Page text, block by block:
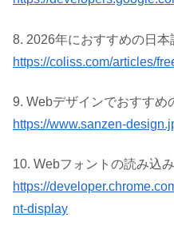
8. 2026年におすすめの日
https://coliss.com/articles/
9. Webデザインでおすすめ
https://www.sanzen-
10. Webフォントの読み込
https://
nt-display